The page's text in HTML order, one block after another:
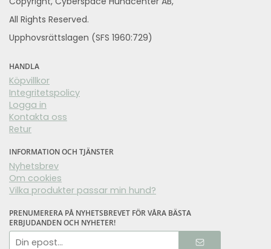
All Rights Reserved.
Upphovsrättslagen (SFS 1960:729)
HANDLA
Köpvillkor
Integritetspolicy
Logga in
Kontakta oss
Retur
INFORMATION OCH TJÄNSTER
Nyhetsbrev
Om cookies
Vilka produkter passar min hund?
PRENUMERERA PÅ NYHETSBREVET FÖR VÅRA BÄSTA
ERBJUDANDEN OCH NYHETER!
E-